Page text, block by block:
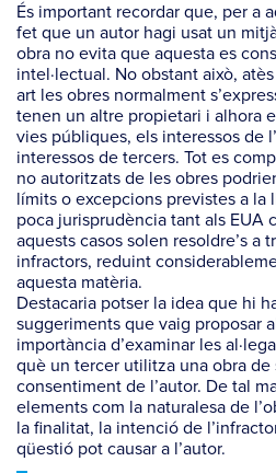
És important recordar que, per a
fet que un autor hagi usat un
obra no evita que aquesta es
intel·lectual. No obstant això,
art les obres normalment
tenen un altre propietari i alhora
vies públiques, els interessos de
interessos de tercers. Tot es
no autoritzats de les obres
límits o excepcions previstes a la
poca jurisprudència tant als EUA
aquests casos solen resoldre’s a
infractors, reduint
aquesta matèria.
Destacaria potser la idea que hi
suggeriments que vaig proposar
importància d’examinar les
què un tercer utilitza una obra de
consentiment de l’autor. De tal
elements com la naturalesa de
la finalitat, la intenció de
qüestió pot causar a l’autor.